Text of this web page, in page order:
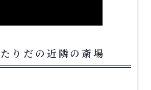
りだの近隣の斎場